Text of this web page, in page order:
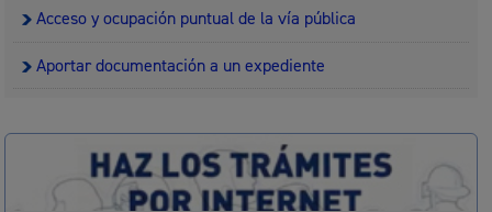
Acceso y ocupación puntual de la vía pública
Aportar documentación a un expediente